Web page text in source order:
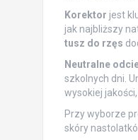
Korektor jest
jak najbliższy
tusz do rzęs
Neutralne
szkolnych dni.
wysokiej
Przy wyborze
skóry